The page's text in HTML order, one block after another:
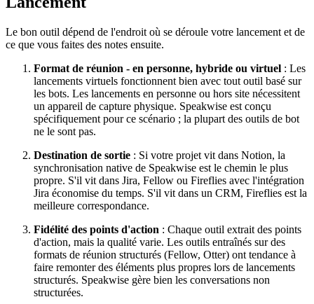
Le bon outil dépend de l'endroit où se déroule votre lancement et de
ce que vous faites des notes ensuite.
Format de réunion - en personne, hybride ou virtuel : Les
lancements virtuels fonctionnent bien avec tout outil basé sur
les bots. Les lancements en personne ou hors site nécessitent
un appareil de capture physique. Speakwise est conçu
spécifiquement pour ce scénario ; la plupart des outils de bot
ne le sont pas.
Destination de sortie : Si votre projet vit dans Notion, la
synchronisation native de Speakwise est le chemin le plus
propre. S'il vit dans Jira, Fellow ou Fireflies avec l'intégration
Jira économise du temps. S'il vit dans un CRM, Fireflies est la
meilleure correspondance.
Fidélité des points d'action : Chaque outil extrait des points
d'action, mais la qualité varie. Les outils entraînés sur des
formats de réunion structurés (Fellow, Otter) ont tendance à
faire remonter des éléments plus propres lors de lancements
structurés. Speakwise gère bien les conversations non
structurées.